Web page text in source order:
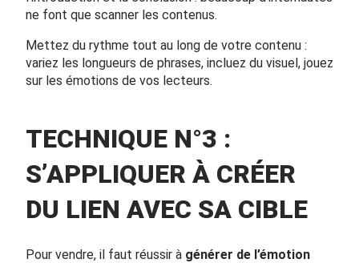
ne font que scanner les contenus.
Mettez du rythme tout au long de votre contenu :
variez les longueurs de phrases, incluez du visuel, jouez
sur les émotions de vos lecteurs.
TECHNIQUE N°3 :
S’APPLIQUER À CRÉER
DU LIEN AVEC SA CIBLE
Pour vendre, il faut réussir à générer de l’émotion